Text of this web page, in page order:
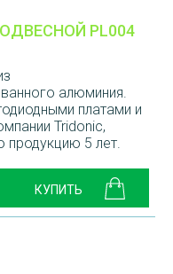
PL004
алюминия.
платами и
Tridonic,
продукцию 5 лет.